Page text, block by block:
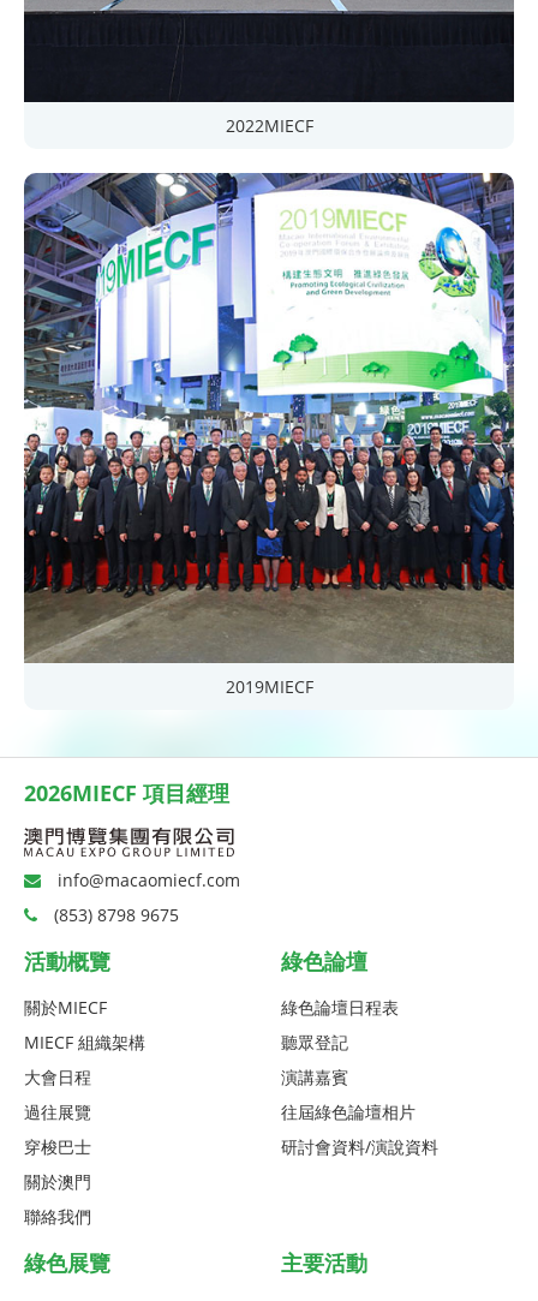
2022MIECF
2019MIECF
2026MIECF 項目經理
info@macaomiecf.com
(853) 8798 9675
活動概覽
關於MIECF
MIECF 組織架構
大會日程
過往展覽
穿梭巴士
關於澳門
聯絡我們
綠色論壇
綠色論壇日程表
聽眾登記
演講嘉賓
往屆綠色論壇相片
研討會資料/演說資料
綠色展覽 主要活動